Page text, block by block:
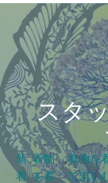
スタ
新
着
,着物
を着
,着物を
て楽し